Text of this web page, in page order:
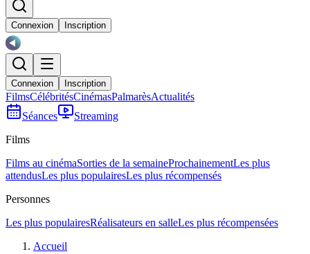
Connexion Inscription
Connexion Inscription
FilmsCélébritésCinémasPalmarèsActualités
Séances
Streaming
Films
Films au cinémaSorties de la semaineProchainementLes plus
attendusLes plus populairesLes plus récompensés
Personnes
Les plus populairesRéalisateurs en salleLes plus récompensées
Accueil